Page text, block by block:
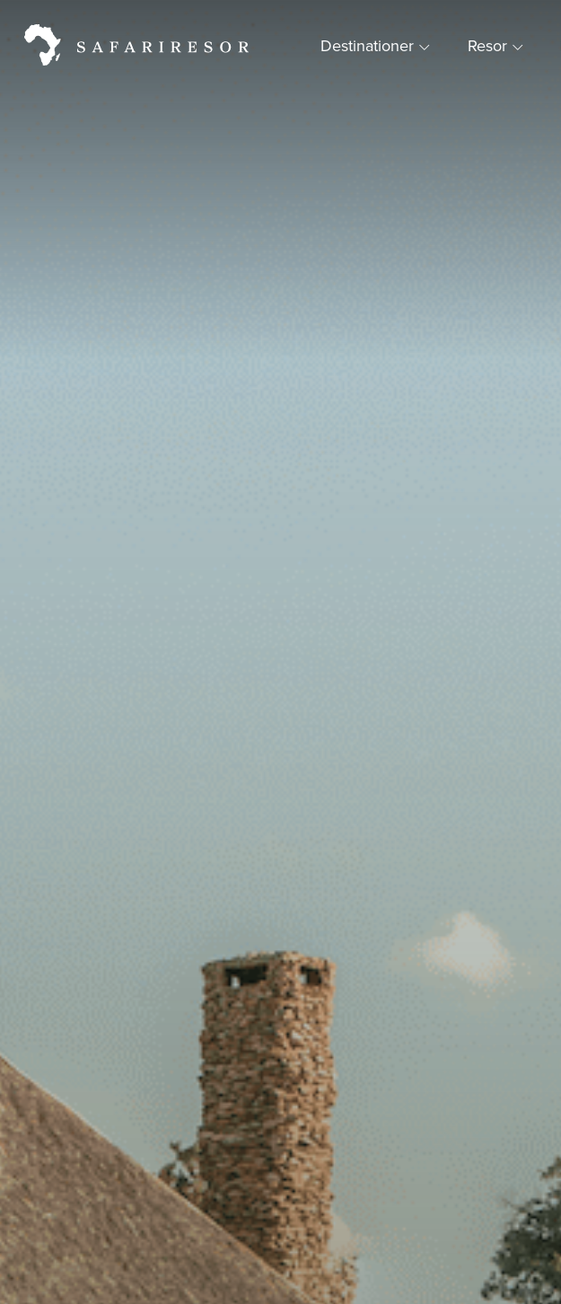
Destinationer Resor